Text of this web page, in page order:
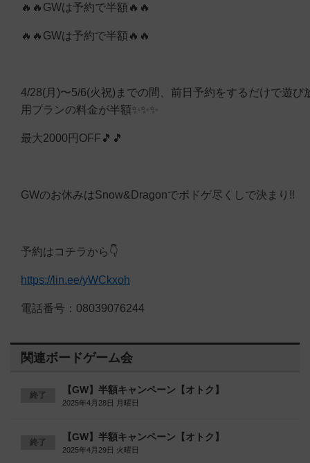
🔥🔥GWは予約で半額🔥🔥
🔥🔥GWは予約で半額🔥🔥
4/28(月)〜5/6(火祝)までの間、前日予約をするだけで遊び
用プランの料金が半額✨✨✨
最大2000円OFF🎵🎵
GWのお休みはSnow&Dragonでボドゲ尽くしで決まり‼️
予約はコチラから👇️
https://lin.ee/yWCkxoh
電話番号：08039076244
関連ボードゲーム会
終了 【GW】半額キャンペーン【オトク】
2025年4月28日 月曜日
終了 【GW】半額キャンペーン【オトク】
2025年4月29日 火曜日